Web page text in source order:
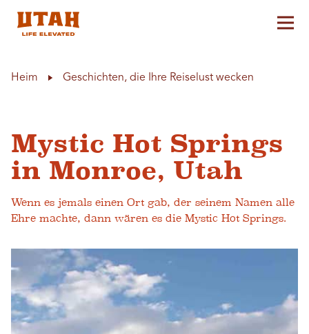
Heim Geschichten, die Ihre Reiselust wecken
Mystic Hot Springs
in Monroe, Utah
Wenn es jemals einen Ort gab, der seinem Namen alle
Ehre machte, dann wären es die Mystic Hot Springs.